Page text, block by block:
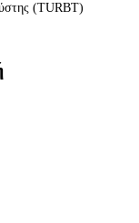
(TURBT)